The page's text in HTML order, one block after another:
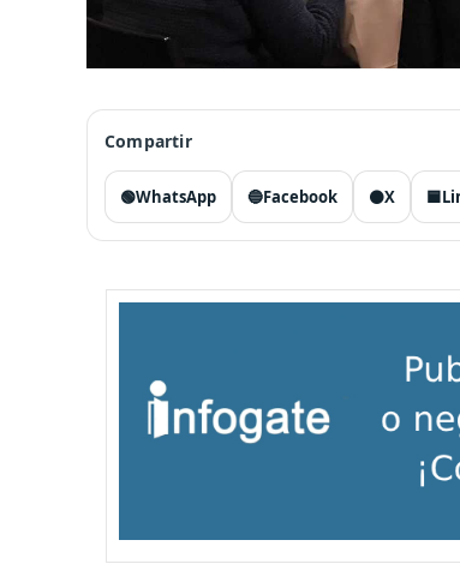
Compartir
🟢WhatsApp 🔵Facebook ⚫X 🟦